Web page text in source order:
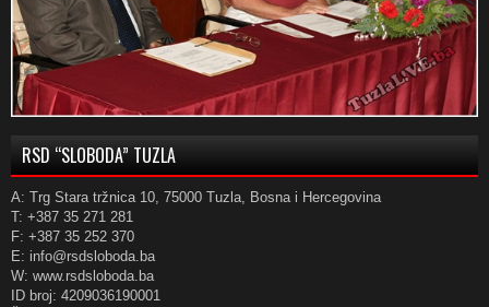
RSD “SLOBODA” TUZLA
A: Trg Stara tržnica 10, 75000 Tuzla, Bosna i Hercegovina
T: +387 35 271 281
F: +387 35 252 370
E: info@rsdsloboda.ba
W: www.rsdsloboda.ba
ID broj: 4209036190001